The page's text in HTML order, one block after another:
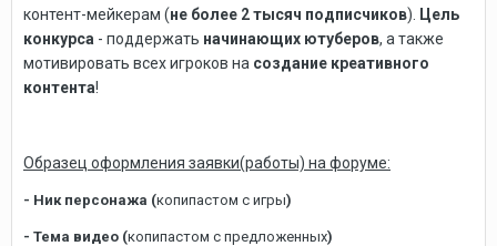
контент-мейкерам (не более 2 тысяч подписчиков). Цель
конкурса - поддержать начинающих ютуберов, а также
мотивировать всех игроков на создание креативного
контента!
Образец оформления заявки(работы) на форуме:
- Ник персонажа (копипастом с игры)
- Тема видео (копипастом с предложенных)